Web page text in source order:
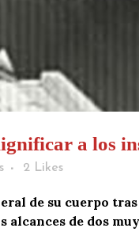
a los
2 Likes
de su cuerpo
de dos